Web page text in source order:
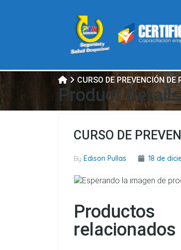
CURSO DE PREVENCIÓN DE
Product Details
CURSO DE
By Edison Pullas 18 de
Productos
relacionados